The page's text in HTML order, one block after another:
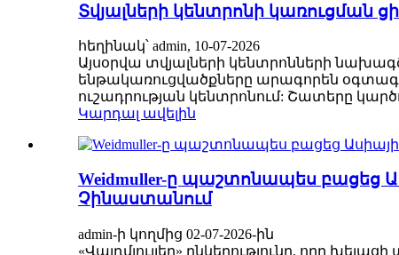
Տվյալների կենտրոնի կառուցման
հեղինակ՝ admin, 10-07-2026
Այսօրվա տվյալների կենտրոնների
ենթակառուցվածքները արագորեն
ուշադրության կենտրոնում: Շատերը
Կարդալ ավելին
Weidmuller-ը պաշտոնապես բացեց
Չինաստանում
admin-ի կողմից 02-07-2026-ին
«Վայդմյուլլեր» ընկերությունը, որը